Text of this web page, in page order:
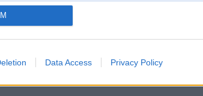
Data Access Privacy Policy